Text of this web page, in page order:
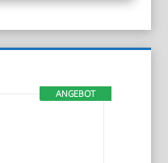
ANGEBOT